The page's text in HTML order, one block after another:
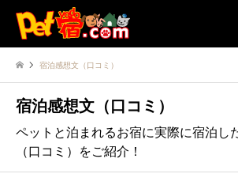
宿泊感想文（口コミ）
宿泊感想文（口コミ）
ペットと泊まれるお宿に実際に宿泊し
（口コミ）をご紹介！